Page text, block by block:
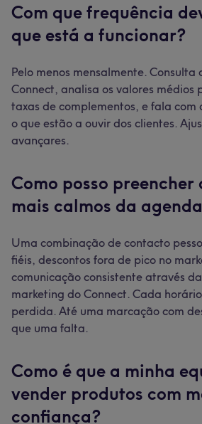
Com que frequência
que está a funcionar?
Pelo menos mensalmente. Consulta
Connect, analisa os valores médios
taxas de complementos, e fala com
o que estão a ouvir dos clientes.
avançares.
Como posso preencher
mais calmos da
Uma combinação de contacto
fiéis, descontos fora de pico no
comunicação consistente através
marketing do Connect. Cada
perdida. Até uma marcação com
que uma falta.
Como é que a minha
vender produtos com
confiança?